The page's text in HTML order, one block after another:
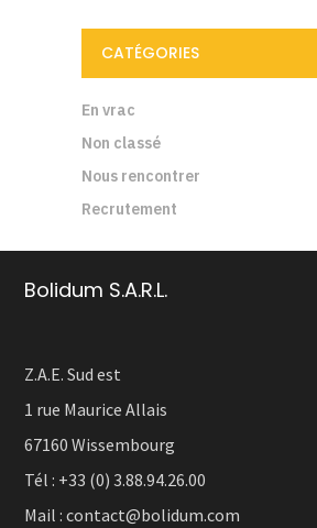
CATÉGORIES
En vrac
Non classé
Nous rencontrer
Recrutement
Bolidum S.A.R.L.
Z.A.E. Sud est
1 rue Maurice Allais
67160 Wissembourg
Tél : +33 (0) 3.88.94.26.00
Mail :contact@bolidum.com